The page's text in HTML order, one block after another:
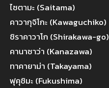
ไซตามะ (Saitama)
คาวากุจิโกะ (Kawaguchiko)
ชิราคาวาโก (Shirakawa-go)
คานาซาว่า (Kanazawa)
ทาคายาม่า (Takayama)
ฟุคุชิมะ (Fukushima)